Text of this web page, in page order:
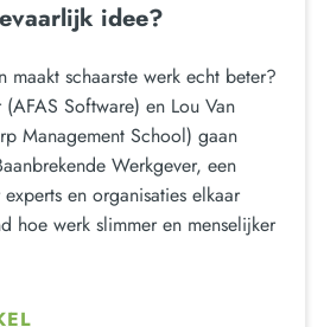
idee?
maakt schaarste werk echt beter?
Software) en Lou Van
Management School) gaan
Werkgever, een
en organisaties elkaar
hoe werk slimmer en menselijker